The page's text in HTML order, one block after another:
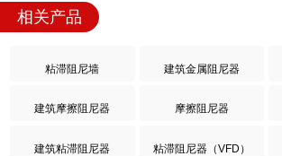
相关产品
粘滞阻尼墙 建筑金属阻尼器
建筑摩擦阻尼器 摩擦阻尼器
建筑粘滞阻尼器 粘滞阻尼器（VFD）